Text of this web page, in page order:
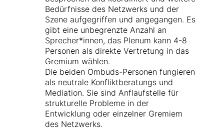
Bedürfnisse des Netzwerks und der
Szene aufgegriffen und angegangen. Es
gibt eine unbegrenzte Anzahl an
Sprecher*innen, das Plenum kann 4-8
Personen als direkte Vertretung in das
Gremium wählen.
Die beiden Ombuds-Personen fungieren
als neutrale Konfliktberatungs und
Mediation. Sie sind Anflaufstelle für
strukturelle Probleme in der
Entwicklung oder einzelner Gremiem
des Netzwerks.